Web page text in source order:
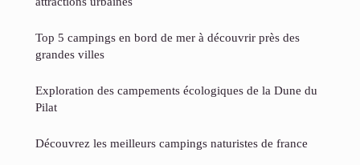
Top 5 campings en bord de mer à découvrir près des
grandes villes
Exploration des campements écologiques de la Dune du
Pilat
Découvrez les meilleurs campings naturistes de france